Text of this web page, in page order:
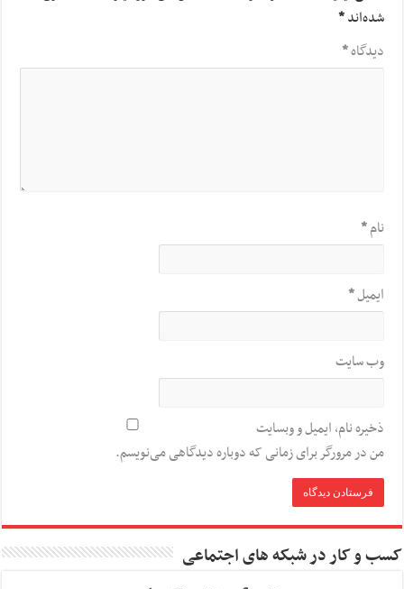
شده‌اند*
دیدگاه*
نام*
ایمیل*
وب‌ سایت
ذخیره نام، ایمیل و وبسایت
من در مرورگر برای زمانی که دوباره دیدگاهی می‌نویسم.
کسب و کار در شبکه های اجتماعی